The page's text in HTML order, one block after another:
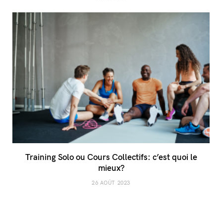
Training Solo ou Cours Collectifs: c’est quoi le
mieux?
26 AOÛT 2023